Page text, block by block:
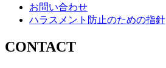
お問い合わせ
ハラスメント防止のための指針
CONTACT